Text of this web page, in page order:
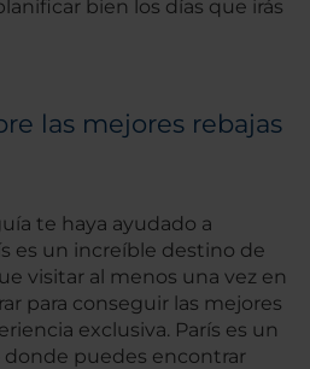
bien los días que irás
las mejores rebajas
te haya ayudado a
es un increíble destino de
visitar al menos una vez en
para conseguir las mejores
exclusiva. París es un
puedes encontrar